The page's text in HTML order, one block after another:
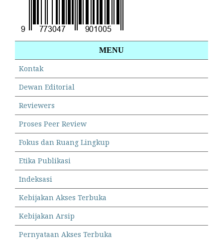
MENU
Kontak
Dewan Editorial
Reviewers
Proses Peer Review
Fokus dan Ruang Lingkup
Etika Publikasi
Indeksasi
Kebijakan Akses Terbuka
Kebijakan Arsip
Pernyataan Akses Terbuka